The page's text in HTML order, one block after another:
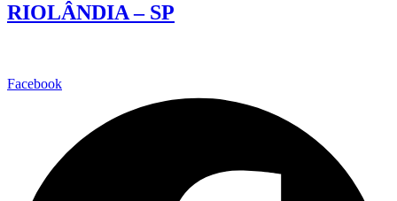
RIOLÂNDIA – SP
Facebook